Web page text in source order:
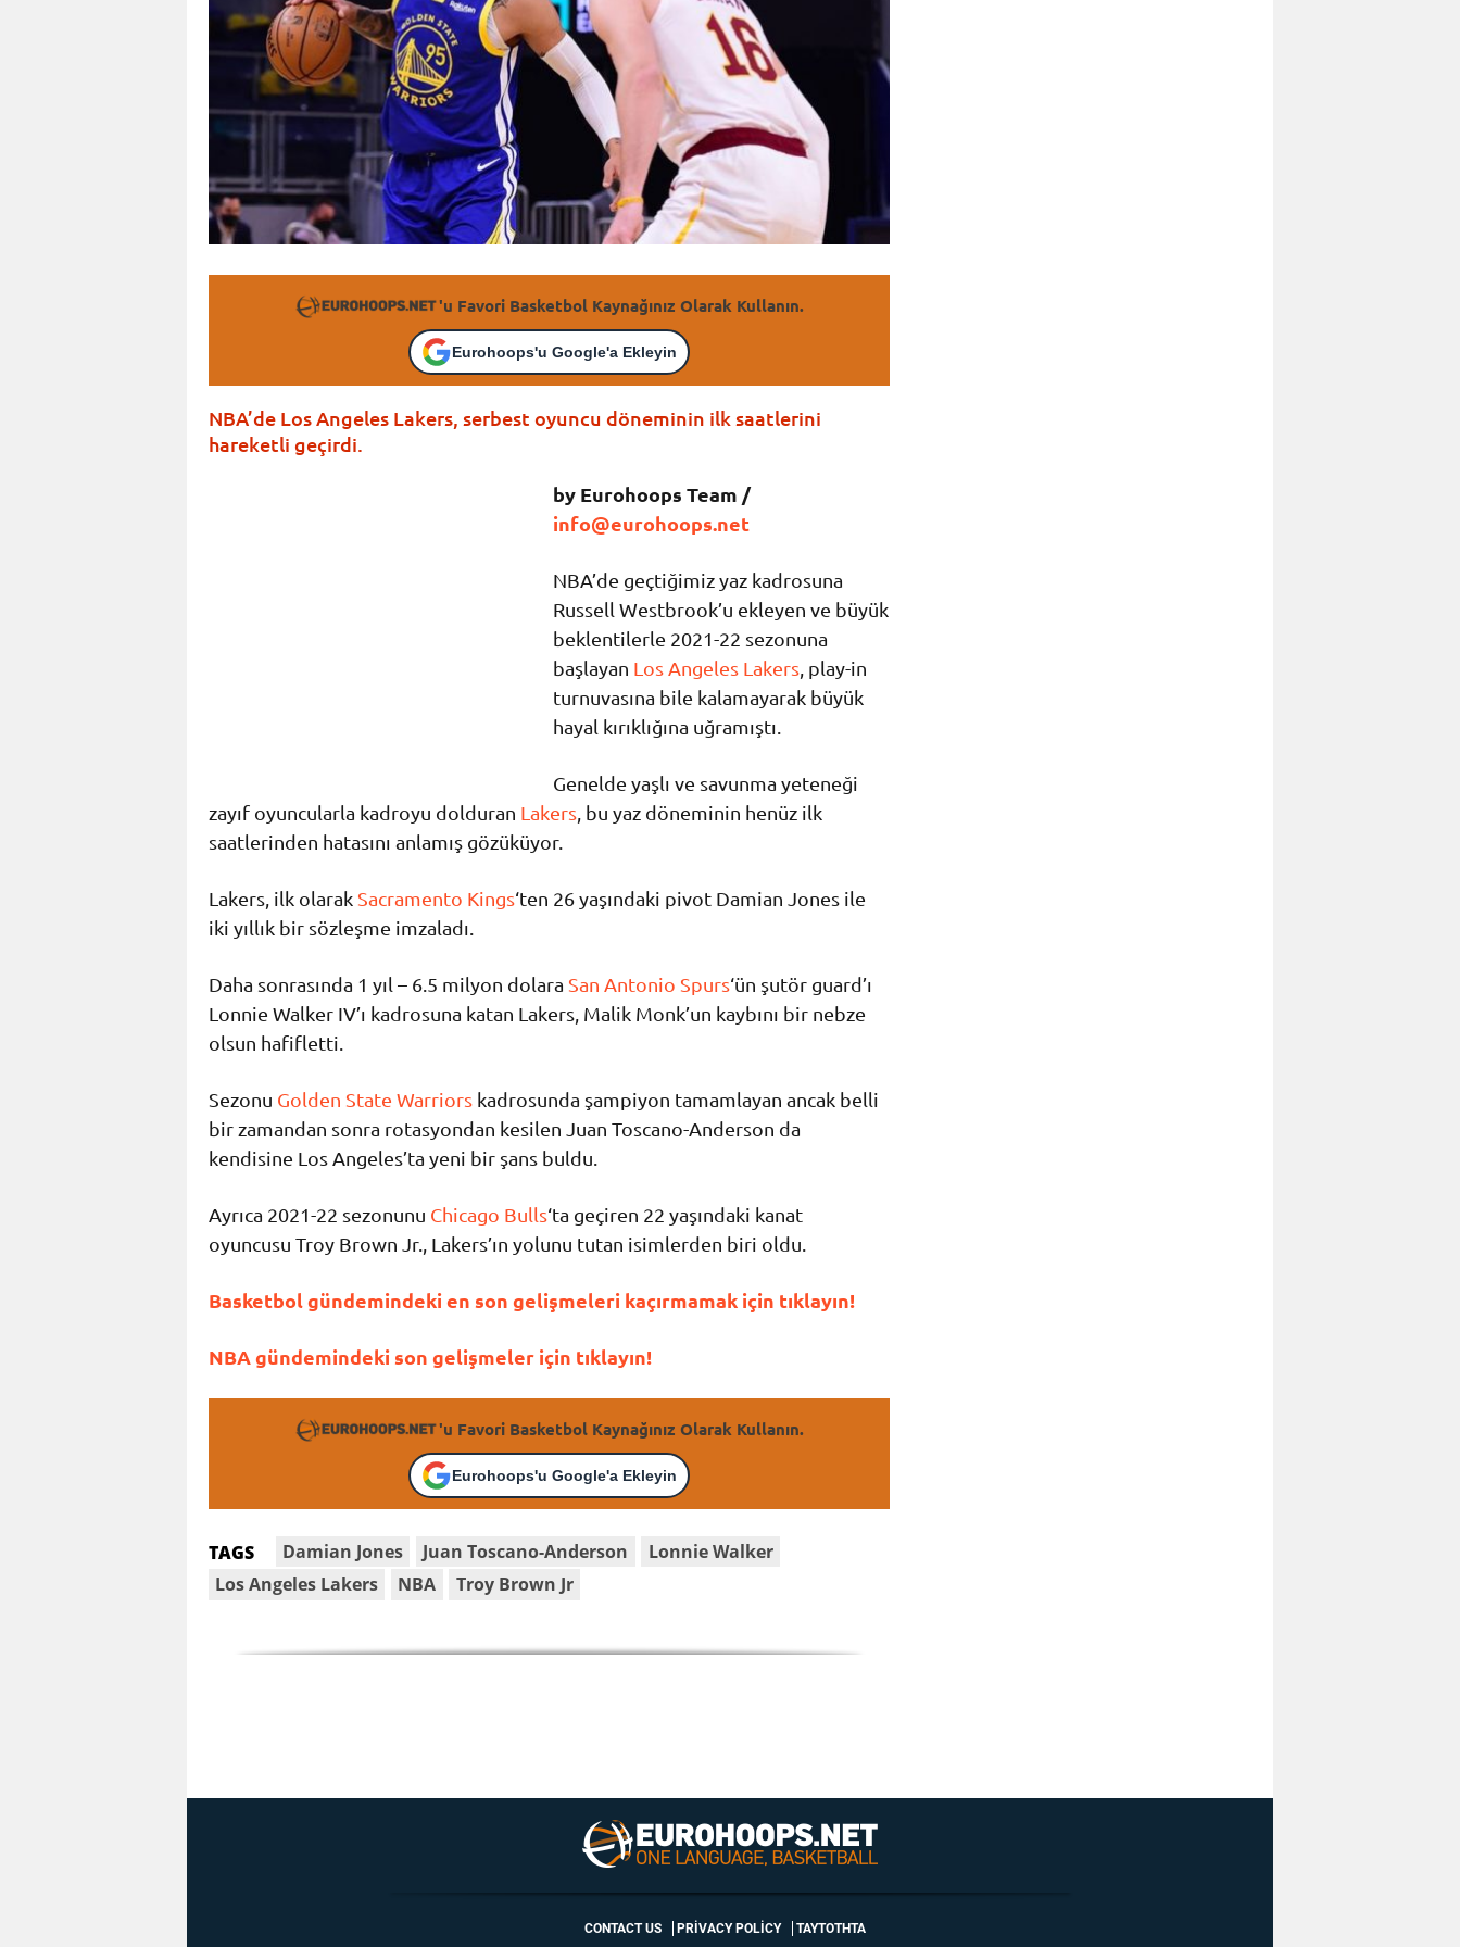
'u Favori Basketbol Kaynağınız Olarak Kullanın.
Eurohoops'u Google'a Ekleyin
NBA’de Los Angeles Lakers, serbest oyuncu döneminin ilk saatlerini
hareketli geçirdi.
by Eurohoops Team /
info@eurohoops.net
NBA’de geçtiğimiz yaz kadrosuna
Russell Westbrook’u ekleyen ve büyük
beklentilerle 2021-22 sezonuna
başlayan Los Angeles Lakers, play-in
turnuvasına bile kalamayarak büyük
hayal kırıklığına uğramıştı.
Genelde yaşlı ve savunma yeteneği
zayıf oyuncularla kadroyu dolduran Lakers , bu yaz döneminin henüz ilk
saatlerinden hatasını anlamış gözüküyor.
Lakers, ilk olarak Sacramento Kings‘ten 26 yaşındaki pivot Damian Jones ile
iki yıllık bir sözleşme imzaladı.
Daha sonrasında 1 yıl – 6.5 milyon dolara San Antonio Spurs‘ün şutör guard’ı
Lonnie Walker IV’ı kadrosuna katan Lakers, Malik Monk’un kaybını bir nebze
olsun hafifletti.
Sezonu Golden State Warriors kadrosunda şampiyon tamamlayan ancak belli
bir zamandan sonra rotasyondan kesilen Juan Toscano-Anderson da
kendisine Los Angeles’ta yeni bir şans buldu.
Ayrıca 2021-22 sezonunu Chicago Bulls‘ta geçiren 22 yaşındaki kanat
oyuncusu Troy Brown Jr., Lakers’ın yolunu tutan isimlerden biri oldu.
Basketbol gündemindeki en son gelişmeleri kaçırmamak için tıklayın!
NBA gündemindeki son gelişmeler için tıklayın!
'u Favori Basketbol Kaynağınız Olarak Kullanın.
Eurohoops'u Google'a Ekleyin
TAGS Damian Jones Juan Toscano-Anderson
Lonnie Walker
Los Angeles Lakers
NBA Troy Brown Jr
CONTACT US PRIVACY POLICY ΤΑΥΤΟΤΗΤΑ